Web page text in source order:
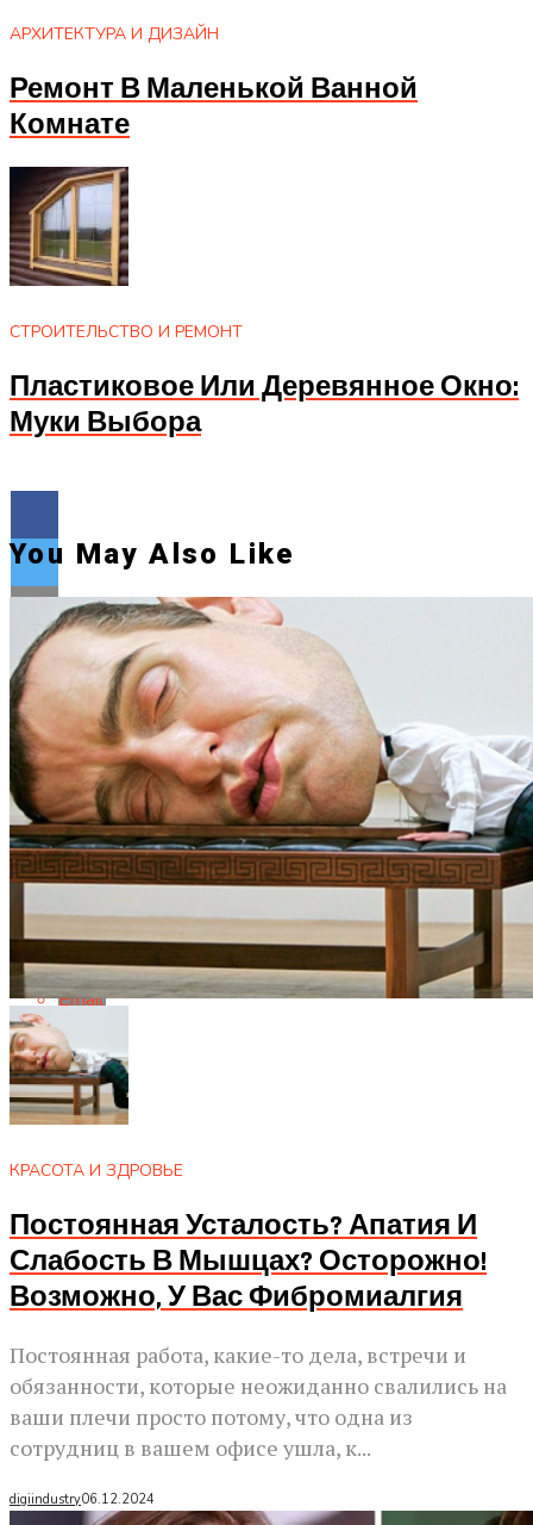
АРХИТЕКТУРА И ДИЗАЙН
Ремонт В Маленькой Ванной
Комнате
СТРОИТЕЛЬСТВО И РЕМОНТ
Пластиковое Или Деревянное Окно:
Муки Выбора
Flipboard
Reddit
Pinterest
Whatsapp
Whatsapp
Email
You May Also Like
КРАСОТА И ЗДРОВЬЕ
Постоянная Усталость? Апатия И
Слабость В Мышцах? Осторожно!
Возможно, У Вас Фибромиалгия
Постоянная работа, какие-то дела, встречи и
обязанности, которые неожиданно свалились на
ваши плечи просто потому, что одна из
сотрудниц в вашем офисе ушла, к...
digiindustry06.12.2024